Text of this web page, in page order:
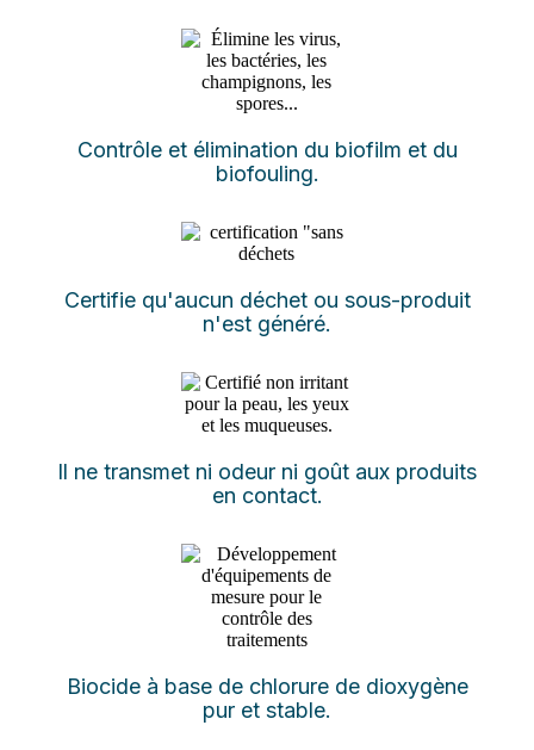
Contrôle et élimination du biofilm et du
biofouling.
Certifie qu'aucun déchet ou sous-produit
n'est généré.
Il ne transmet ni odeur ni goût aux produits
en contact.
Biocide à base de chlorure de dioxygène
pur et stable.